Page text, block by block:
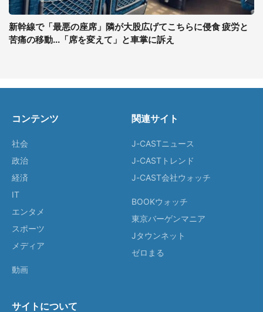
新幹線で「最悪の座席」隣が大股広げてこちらに侵食 疲労と
苦痛の移動...「席を変えて」と車掌に訴え
コンテンツ
社会
政治
経済
IT
エンタメ
スポーツ
メディア
動画
関連サイト
J-CASTニュース
J-CASTトレンド
J-CAST会社ウォッチ
BOOKウォッチ
東京バーゲンマニア
Jタウンネット
ゼロまる
サイトについて